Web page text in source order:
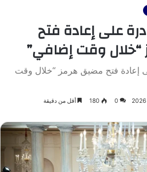
على إعادة فتح
وقت إضافي”
إعادة فتح مضيق هرمز “خلال وقت
0
180 أقل من دقيقة